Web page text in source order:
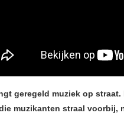
geregeld muziek op
muzikanten straal voorbij,